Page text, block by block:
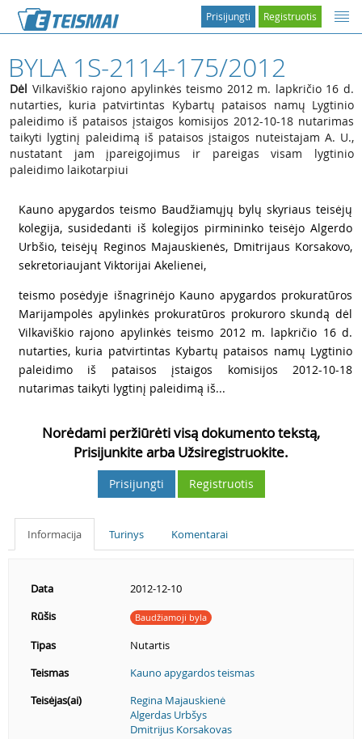
Registruotis
Prisijungti
BYLA 1S-2114-175/2012
Dėl Vilkaviškio rajono apylinkės teismo 2012 m. lapkričio 16 d.
nutarties, kuria patvirtintas Kybartų pataisos namų Lygtinio
paleidimo iš pataisos įstaigos komisijos 2012-10-18 nutarimas
taikyti lygtinį paleidimą iš pataisos įstaigos nuteistajam A. U.,
nustatant jam įpareigojimus ir pareigas visam lygtinio
paleidimo laikotarpiui
Kauno apygardos teismo Baudžiamųjų bylų skyriaus teisėjų
kolegija, susidedanti iš kolegijos pirmininko teisėjo Algerdo
Urbšio, teisėjų Reginos Majauskienės, Dmitrijaus Korsakovo,
sekretoriaujant Viktorijai Akelienei,
teismo posėdyje išnagrinėjo Kauno apygardos prokuratūros
Marijampolės apylinkės prokuratūros prokuroro skundą dėl
Vilkaviškio rajono apylinkės teismo 2012 m. lapkričio 16 d.
nutarties, kuria patvirtintas Kybartų pataisos namų Lygtinio
paleidimo iš pataisos įstaigos komisijos 2012-10-18
nutarimas taikyti lygtinį paleidimą iš...
Norėdami peržiūrėti visą dokumento tekstą,
Prisijunkite arba Užsiregistruokite.
Prisijungti Registruotis
Informacija Turinys Komentarai
Data
2012-12-10
Rūšis
Baudžiamoji byla
Tipas
Nutartis
Teismas
Kauno apygardos teismas
Teisėjas(ai)
Regina Majauskienė
Algerdas Urbšys
Dmitrijus Korsakovas